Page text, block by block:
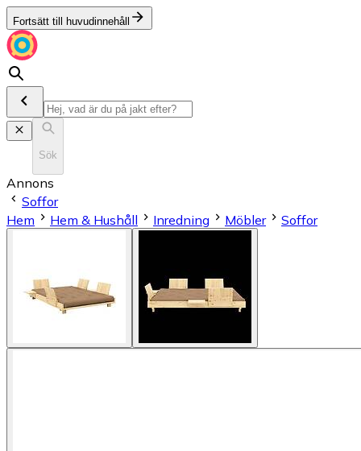
Fortsätt till huvudinnehåll
Sök
Annons
Soffor
Hem
Hem & Hushåll Inredning Möbler Soffor